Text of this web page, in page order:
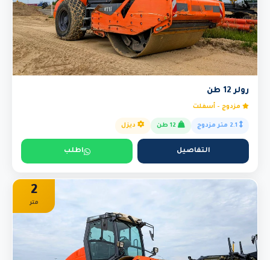
رولر 12 طن
مزدوج - أسفلت
ديزل
التفاصيل اطلب
2
متر